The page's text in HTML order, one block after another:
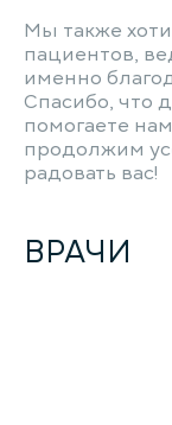
Мы также
пациентов,
именно
Спасибо, что
помогаете
продолжим
радовать вас!
ВРАЧИ